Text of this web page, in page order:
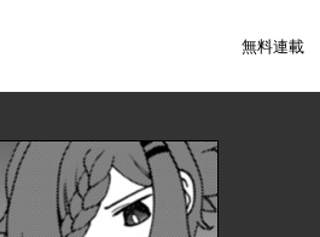
無料連載